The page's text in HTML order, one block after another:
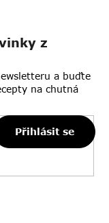
z
a buďte
na chutná
ochrany
Přihlásit se